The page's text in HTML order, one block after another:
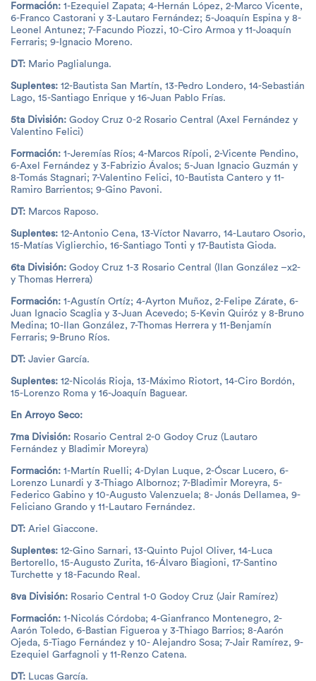
Formación: 1-Ezequiel Zapata; 4-Hernán López, 2-Marco Vicente,
6-Franco Castorani y 3-Lautaro Fernández; 5-Joaquín Espina y 8-
Leonel Antunez; 7-Facundo Piozzi, 10-Ciro Armoa y 11-Joaquín
Ferraris; 9-Ignacio Moreno.
DT: Mario Paglialunga.
Suplentes: 12-Bautista San Martín, 13-Pedro Londero, 14-Sebastián
Lago, 15-Santiago Enrique y 16-Juan Pablo Frías.
5ta División: Godoy Cruz 0-2 Rosario Central (Axel Fernández y
Valentino Felici)
Formación: 1-Jeremías Ríos; 4-Marcos Rípoli, 2-Vicente Pendino,
6-Axel Fernández y 3-Fabrizio Ávalos; 5-Juan Ignacio Guzmán y
8-Tomás Stagnari; 7-Valentino Felici, 10-Bautista Cantero y 11-
Ramiro Barrientos; 9-Gino Pavoni.
DT: Marcos Raposo.
Suplentes: 12-Antonio Cena, 13-Víctor Navarro, 14-Lautaro Osorio,
15-Matías Viglierchio, 16-Santiago Tonti y 17-Bautista Gioda.
6ta División: Godoy Cruz 1-3 Rosario Central (Ilan González –x2-
y Thomas Herrera)
Formación: 1-Agustín Ortíz; 4-Ayrton Muñoz, 2-Felipe Zárate, 6-
Juan Ignacio Scaglia y 3-Juan Acevedo; 5-Kevin Quiróz y 8-Bruno
Medina; 10-Ilan González, 7-Thomas Herrera y 11-Benjamín
Ferraris; 9-Bruno Ríos.
DT: Javier García.
Suplentes: 12-Nicolás Rioja, 13-Máximo Riotort, 14-Ciro Bordón,
15-Lorenzo Roma y 16-Joaquín Baguear.
En Arroyo Seco:
7ma División: Rosario Central 2-0 Godoy Cruz (Lautaro
Fernández y Bladimir Moreyra)
Formación: 1-Martín Ruelli; 4-Dylan Luque, 2-Óscar Lucero, 6-
Lorenzo Lunardi y 3-Thiago Albornoz; 7-Bladimir Moreyra, 5-
Federico Gabino y 10-Augusto Valenzuela; 8- Jonás Dellamea, 9-
Feliciano Grando y 11-Lautaro Fernández.
DT: Ariel Giaccone.
Suplentes: 12-Gino Sarnari, 13-Quinto Pujol Oliver, 14-Luca
Bertorello, 15-Augusto Zurita, 16-Álvaro Biagioni, 17-Santino
Turchette y 18-Facundo Real.
8va División: Rosario Central 1-0 Godoy Cruz (Jair Ramírez)
Formación: 1-Nicolás Córdoba; 4-Gianfranco Montenegro, 2-
Aarón Toledo, 6-Bastian Figueroa y 3-Thiago Barrios; 8-Aarón
Ojeda, 5-Tiago Fernández y 10- Alejandro Sosa; 7-Jair Ramírez, 9-
Ezequiel Garfagnoli y 11-Renzo Catena.
DT: Lucas García.